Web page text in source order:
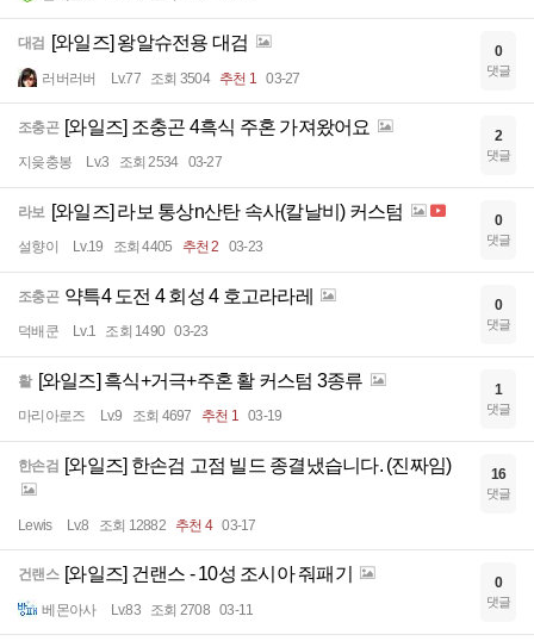
대검 [와일즈] 왕알슈전용 대검
러버러버 Lv.77 조회 3504 추천 1 03-27
0
댓글
조충곤 [와일즈] 조충곤 4흑식 주혼 가져왔어요
지읒충봉 Lv.3 조회 2534 03-27
2
댓글
라보 [와일즈] 라보 통상n산탄 속사(칼날비) 커스텀
설향이 Lv.19 조회 4405 추천 2 03-23
0
댓글
조충곤 약특4 도전 4 회성 4 호고라라레
덕배쿤 Lv.1 조회 1490 03-23
0
댓글
활 [와일즈] 흑식+거극+주혼 활 커스텀 3종류
마리아로즈 Lv.9 조회 4697 추천 1 03-19
1
댓글
한손검 [와일즈] 한손검 고점 빌드 종결냈습니다. (진짜임)
Lewis Lv.8 조회 12882 추천 4 03-17
16
댓글
건랜스 [와일즈] 건랜스 - 10성 조시아 줘패기
베몬아사 Lv.83 조회 2708 03-11
0
댓글